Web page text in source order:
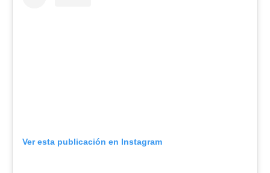
Ver esta publicación en Instagram